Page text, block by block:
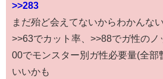
>>283
まだ殆ど会えてないからわかんない
>>63でカット率、>>88でガ性のノ
00でモンスター別ガ性必要量(全部
いいかも